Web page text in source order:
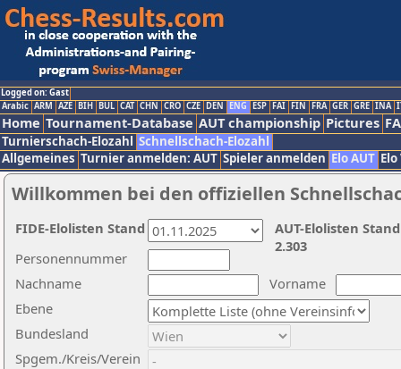
Logged on: Gast
Arabic ARM AZE BIH BUL CAT CHN CRO CZE DEN ENG ESP FAI FIN FRA GER GRE INA
Home Tournament-Database AUT championship Pictures
Turnierschach-Elozahl Schnellschach-Elozahl
Allgemeines Turnier anmelden: AUT Spieler anmelden Elo AUT
Willkommen bei den offiziellen
Nachname
Vorname
Ebene
Personennummer
Bundesland
Spgem./Kreis/Verein
AUT-Elolisten
2.303
FIDE-Elolisten Stand